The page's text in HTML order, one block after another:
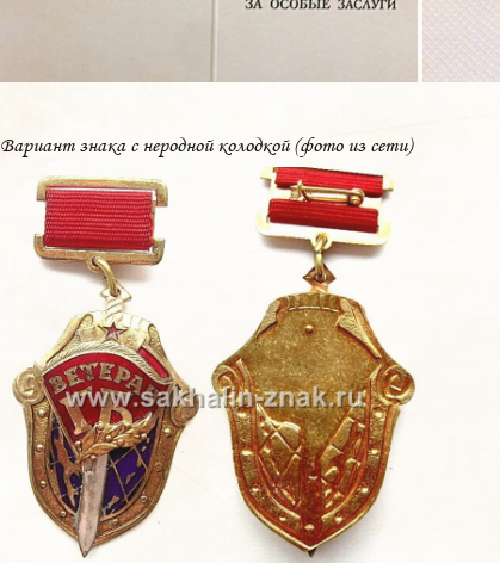
Вариант знака с неродной колодкой (фото из сети)